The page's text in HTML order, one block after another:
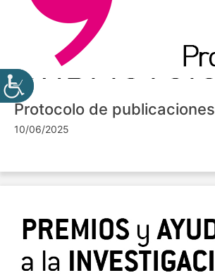
Protocolo de publicaciones
10/06/2025